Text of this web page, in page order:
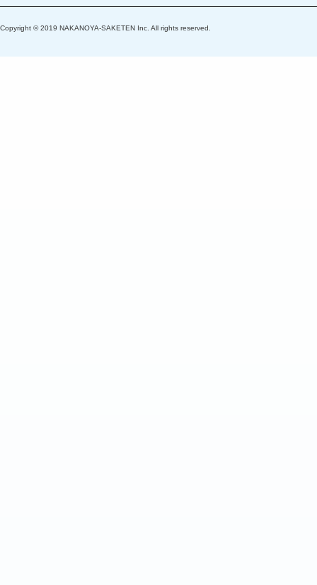
Copyright © 2019 NAKANOYA-SAKETEN Inc. All rights reserved.